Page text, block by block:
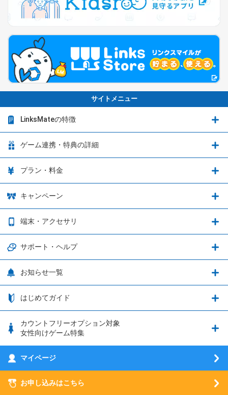
サイトメニュー
LinksMateの特徴
LinksMateの特徴
音声通話料金がもっとオトクに
データ通信容量繰り越し
通信エリアと通信速度状況
つながる端末保証
フィルタリングアプリ
5G回線オプションについて
LINE年齢認証について
ゲーム連携・特典の詳細
ゲーム連携・特典の詳細
ブレイブソード×ブレイズソウル
ウマ娘 プリティーダービー
プリンセスコネクト！Re:Dive
釣り★スタ
ウマスクについて
プラン・料金
プラン・料金
3種類のSIMタイプ
日割り計算
キャンペーン
お得なキャンペーン実施中！
OPPO端末購入キャンペーン第5弾
端末・アクセサリ
端末・アクセサリ
iPhone利用について
動作確認済み端末一覧
サポート・ヘルプ
サポート・ヘルプ
nanoSIM･microSIM･通常SIMの初期設定方法
eSIMの初期設定方法
MVNOのギモンを解消！
お知らせ一覧
お知らせ一覧
はじめてガイド
はじめてガイド
SIMサービスについて
SIMロック解除ガイド
カウントフリーオプション対象
女性向けゲーム特集
刀剣乱舞-ONLINE- Pocket
マイページ
お申し込みはこちら